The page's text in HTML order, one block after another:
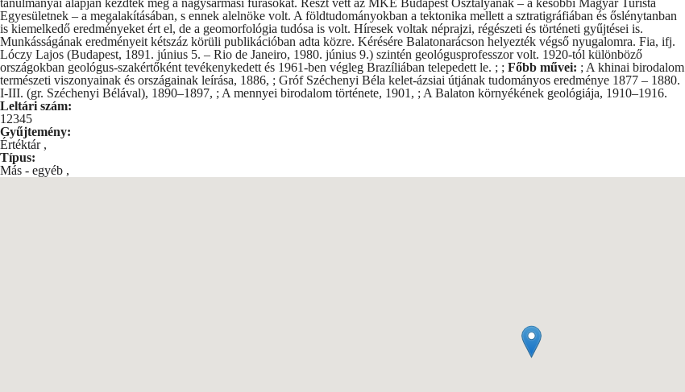
tanulmányai alapján kezdték meg a nagysármási fúrásokat. Részt vett az MKE Budapest Osztályának – a későbbi Magyar Turista
Egyesületnek – a megalakításában, s ennek alelnöke volt. A földtudományokban a tektonika mellett a sztratigráfiában és őslénytanban
is kiemelkedő eredményeket ért el, de a geomorfológia tudósa is volt. Híresek voltak néprajzi, régészeti és történeti gyűjtései is.
Munkásságának eredményeit kétszáz körüli publikációban adta közre. Kérésére Balatonarácson helyezték végső nyugalomra. Fia, ifj.
Lóczy Lajos (Budapest, 1891. június 5. – Rio de Janeiro, 1980. június 9.) szintén geológusprofesszor volt. 1920-tól különböző
országokban geológus-szakértőként tevékenykedett és 1961-ben végleg Brazíliában telepedett le. ; ; Főbb művei: ; A khinai birodalom
természeti viszonyainak és országainak leírása, 1886, ; Gróf Széchenyi Béla kelet-ázsiai útjának tudományos eredménye 1877 – 1880.
I-III. (gr. Széchenyi Bélával), 1890–1897, ; A mennyei birodalom története, 1901, ; A Balaton környékének geológiája, 1910–1916.
Leltári szám:
12345
Gyűjtemény:
Értéktár ,
Típus:
Más - egyéb ,